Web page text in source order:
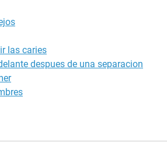
las caries
despues de una separacion